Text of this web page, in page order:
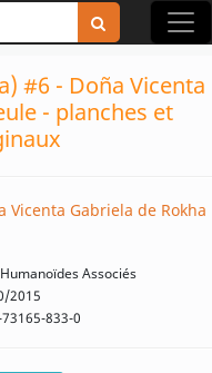
#6 - Doña Vicenta
- planches et
Vicenta Gabriela de Rokha
Associés
2015
833-0